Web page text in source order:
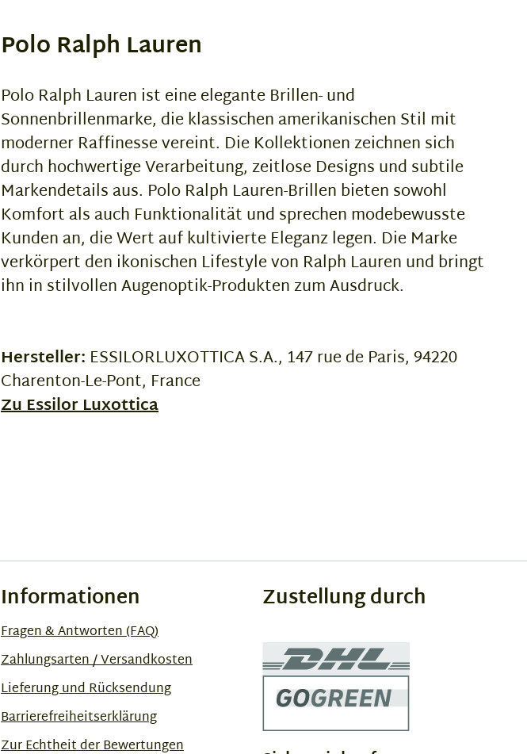
Polo Ralph Lauren
Polo Ralph Lauren ist eine elegante Brillen- und
Sonnenbrillenmarke, die klassischen amerikanischen Stil mit
moderner Raffinesse vereint. Die Kollektionen zeichnen sich
durch hochwertige Verarbeitung, zeitlose Designs und subtile
Markendetails aus. Polo Ralph Lauren-Brillen bieten sowohl
Komfort als auch Funktionalität und sprechen modebewusste
Kunden an, die Wert auf kultivierte Eleganz legen. Die Marke
verkörpert den ikonischen Lifestyle von Ralph Lauren und bringt
ihn in stilvollen Augenoptik-Produkten zum Ausdruck.
Hersteller: ESSILORLUXOTTICA S.A., 147 rue de Paris, 94220
Charenton-Le-Pont, France
Zu Essilor Luxottica
Informationen
Fragen & Antworten (FAQ)
Zahlungsarten / Versandkosten
Lieferung und Rücksendung
Barrierefreiheitserklärung
Zur Echtheit der Bewertungen
Zustellung durch